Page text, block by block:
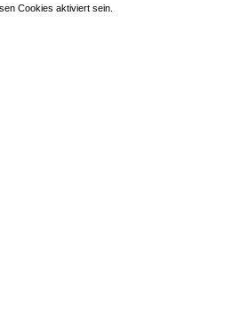
Cookies aktiviert sein.